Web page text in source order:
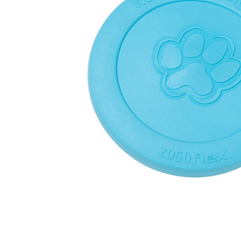
Слабоалкогольные
Соусы
Консервация
Восточная кухня
Снеки и закуски
Пищевые
ингредиенты
Мука и отруби
Подарочные
наборы